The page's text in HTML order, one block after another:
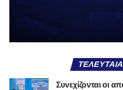
ομολογίες μειονεξίας. Και οι
απαιτεί και ισχυρό διοικητικό
αυτή την έκδοση του ΠΑΣ
Συνεχίζονται οι